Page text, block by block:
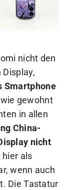
nicht den
Smartphone
gewohnt
in allen
China-
nicht
hier als
wenn auch
Die Tastatur